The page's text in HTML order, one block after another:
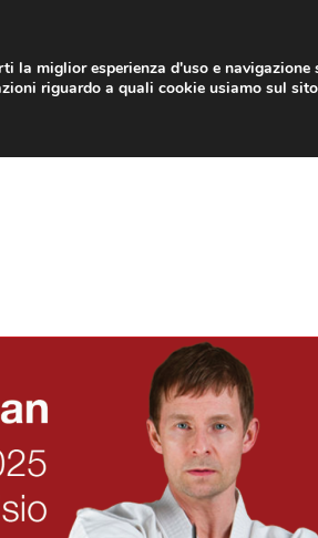
CORSI NEWS EVENTI
la miglior esperienza d'uso e navigazione
riguardo a quali cookie usiamo sul